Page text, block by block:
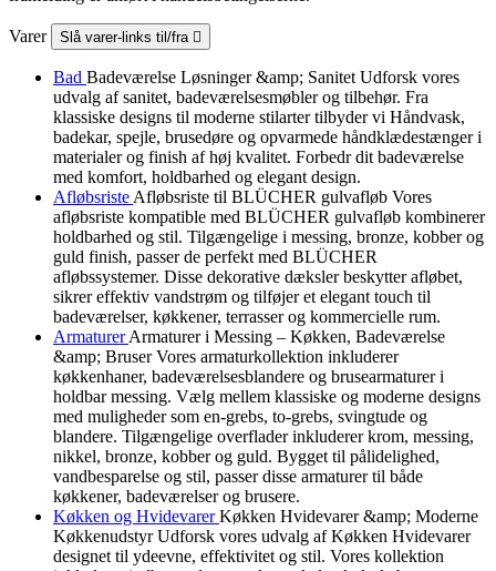
Varer Slå varer-links til/fra 
Bad Badeværelse Løsninger &amp; Sanitet Udforsk vores
udvalg af sanitet, badeværelsesmøbler og tilbehør. Fra
klassiske designs til moderne stilarter tilbyder vi Håndvask,
badekar, spejle, brusedøre og opvarmede håndklædestænger i
materialer og finish af høj kvalitet. Forbedr dit badeværelse
med komfort, holdbarhed og elegant design.
Afløbsriste Afløbsriste til BLÜCHER gulvafløb Vores
afløbsriste kompatible med BLÜCHER gulvafløb kombinerer
holdbarhed og stil. Tilgængelige i messing, bronze, kobber og
guld finish, passer de perfekt med BLÜCHER
afløbssystemer. Disse dekorative dæksler beskytter afløbet,
sikrer effektiv vandstrøm og tilføjer et elegant touch til
badeværelser, køkkener, terrasser og kommercielle rum.
ArmaturerArmaturer i Messing – Køkken, Badeværelse
&amp; Bruser Vores armaturkollektion inkluderer
køkkenhaner, badeværelsesblandere og brusearmaturer i
holdbar messing. Vælg mellem klassiske og moderne designs
med muligheder som en-grebs, to-grebs, svingtude og
blandere. Tilgængelige overflader inkluderer krom, messing,
nikkel, bronze, kobber og guld. Bygget til pålidelighed,
vandbesparelse og stil, passer disse armaturer til både
køkkener, badeværelser og brusere.
Køkken og HvidevarerKøkken Hvidevarer &amp; Moderne
Køkkenudstyr Udforsk vores udvalg af Køkken Hvidevarer
designet til ydeevne, effektivitet og stil. Vores kollektion